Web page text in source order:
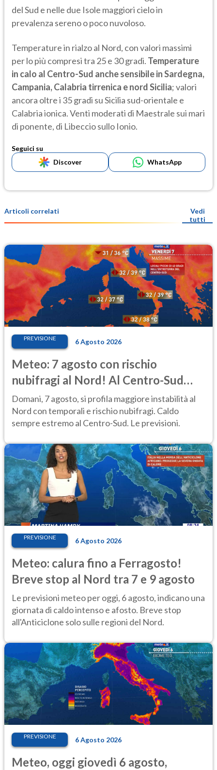
del Sud e nelle due Isole maggiori cielo in
prevalenza sereno o poco nuvoloso.
Temperature in rialzo al Nord, con valori massimi
per lo più compresi tra 25 e 30 gradi. Temperature
in calo al Centro-Sud anche sensibile in Sardegna,
Campania, Calabria tirrenica e nord Sicilia; valori
ancora oltre i 35 gradi su Sicilia sud-orientale e
Calabria ionica. Venti moderati di Maestrale sui mari
di ponente, di Libeccio sullo Ionio.
Seguici su
Discover
WhatsApp
Articoli correlati
Vedi
tutti
PREVISIONE 6 Agosto 2026
Meteo: 7 agosto con rischio
nubifragi al Nord! Al Centro-Sud
caldo estremo
Domani, 7 agosto, si profila maggiore instabilità al
Nord con temporali e rischio nubifragi. Caldo
sempre estremo al Centro-Sud. Le previsioni.
PREVISIONE 6 Agosto 2026
Meteo: calura fino a Ferragosto!
Breve stop al Nord tra 7 e 9 agosto
Le previsioni meteo per oggi, 6 agosto, indicano una
giornata di caldo intenso e afosto. Breve stop
all'Anticiclone solo sulle regioni del Nord.
PREVISIONE 6 Agosto 2026
Meteo, oggi giovedì 6 agosto,